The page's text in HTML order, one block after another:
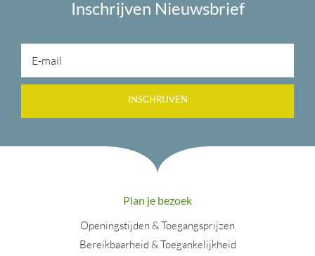
Inschrijven Nieuwsbrief
INSCHRIJVEN
Plan je bezoek
Openingstijden & Toegangsprijzen
Bereikbaarheid & Toegankelijkheid